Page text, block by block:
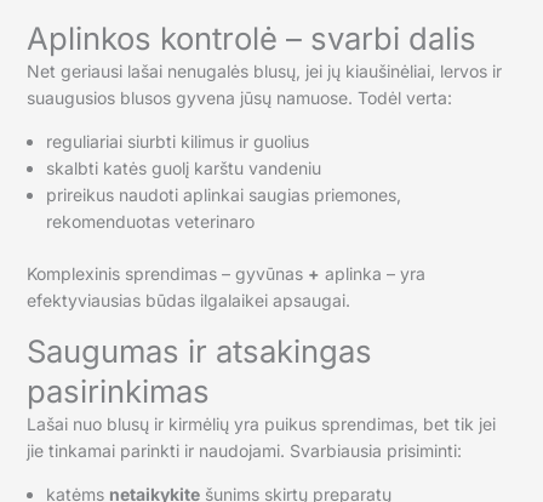
Aplinkos kontrolė – svarbi dalis
Net geriausi lašai nenugalės blusų, jei jų kiaušinėliai, lervos ir
suaugusios blusos gyvena jūsų namuose. Todėl verta:
reguliariai siurbti kilimus ir guolius
skalbti katės guolį karštu vandeniu
prireikus naudoti aplinkai saugias priemones,
rekomenduotas veterinaro
Komplexinis sprendimas – gyvūnas + aplinka – yra
efektyviausias būdas ilgalaikei apsaugai.
Saugumas ir atsakingas
pasirinkimas
Lašai nuo blusų ir kirmėlių yra puikus sprendimas, bet tik jei
jie tinkamai parinkti ir naudojami. Svarbiausia prisiminti:
katėms netaikykitešunims skirtų preparatų